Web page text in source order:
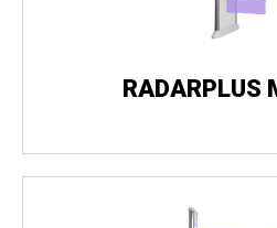
RADARPLUS